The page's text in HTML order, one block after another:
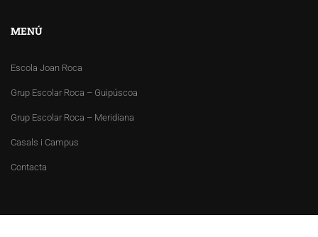
MENÚ
Escola Joan Roca
Grup Escolar Roca – Guipúscoa
Grup Escolar Roca – Meridiana
Casals i Campus
Contacta